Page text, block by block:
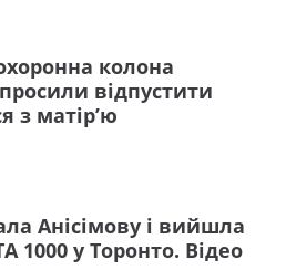
колона
відпустити
з матір’ю
Анісімову і вийшла
1000 у Торонто. Відео